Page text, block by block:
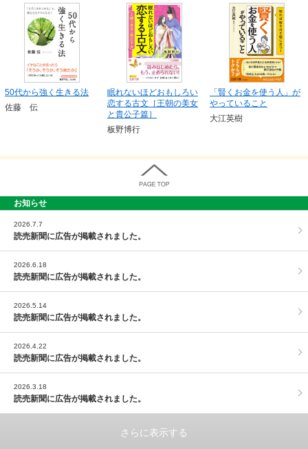
50代から強く生きる法
佐藤 伝
眠れないほどおもしろい
恋する古文［王朝の美女
と貴公子篇］
板野博行
「賢くお金を使う人」が
やっていること
大江英樹
お知らせ
2026.7.7
読売新聞に広告が掲載されました。
2026.6.18
読売新聞に広告が掲載されました。
2026.5.14
読売新聞に広告が掲載されました。
2026.4.22
読売新聞に広告が掲載されました。
2026.3.18
読売新聞に広告が掲載されました。
さらに表示する
PAGE TOP